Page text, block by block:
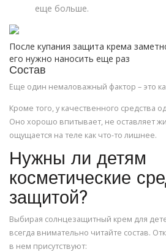
еще больше.
После купания защита крема
его нужно наносить еще раз
Состав
Еще один немаловажный фактор – это
Кроме того, у качественного средства
Оно хорошо впитывает, не оставляет
ощущается на теле как что-то лишнее.
Нужны ли детям
косметические
защитой?
Выбирая солнцезащитный крем для
всегда внимательно читайте состав.
в нем присутствуют: